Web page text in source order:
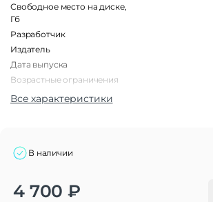
Свободное место на диске,
Гб
Разработчик
Издатель
Дата выпуска
Возрастные ограничения
Поддержка VR
Все характеристики
В наличии
4 700 ₽
Alternative: